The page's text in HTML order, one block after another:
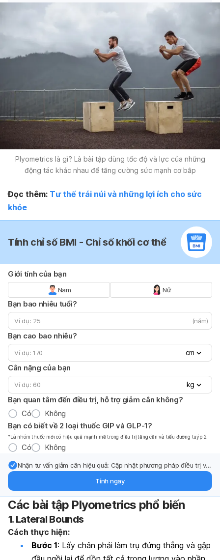
Plyometrics là gì? Là bài tập dùng tốc độ và lực của những
động tác khác nhau để tăng cường sức mạnh cơ bắp
Đọc thêm: Tư thế trái núi và những lợi ích cho sức
khỏe
Tính chỉ số BMI - Chỉ số khối cơ thể
Giới tính của bạn
Nam Nữ
Bạn bao nhiêu tuổi?
(năm)
Bạn cao bao nhiêu?
cm
Cân nặng của bạn
kg
Bạn quan tâm đến điều trị, hỗ trợ giảm cân không?
Có
Không
Bạn có biết về 2 loại thuốc GIP và GLP-1?
*Là nhóm thuốc mới có hiệu quả mạnh mẽ trong điều trị tăng cần và tiểu đường tuýp 2.
Có Không
Nhận tư vấn giảm cân hiệu quả: Cập nhật phương pháp điều trị và
Tính ngay
Các bài tập Plyometrics phổ biến
1. Lateral Bounds
Cách thực hiện:
Bước 1: Lấy chân phải làm trụ đứng thẳng và gập